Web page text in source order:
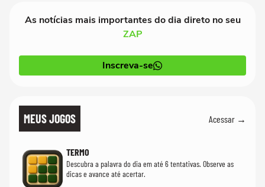
As notícias mais importantes do dia direto no seu
ZAP
Inscreva-se
MEUS JOGOS Acessar →
TERMO
Descubra a palavra do dia em até 6 tentativas. Observe as
dicas e avance até acertar.